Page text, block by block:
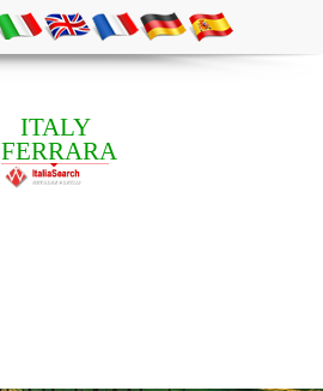
ITALY
FERRARA